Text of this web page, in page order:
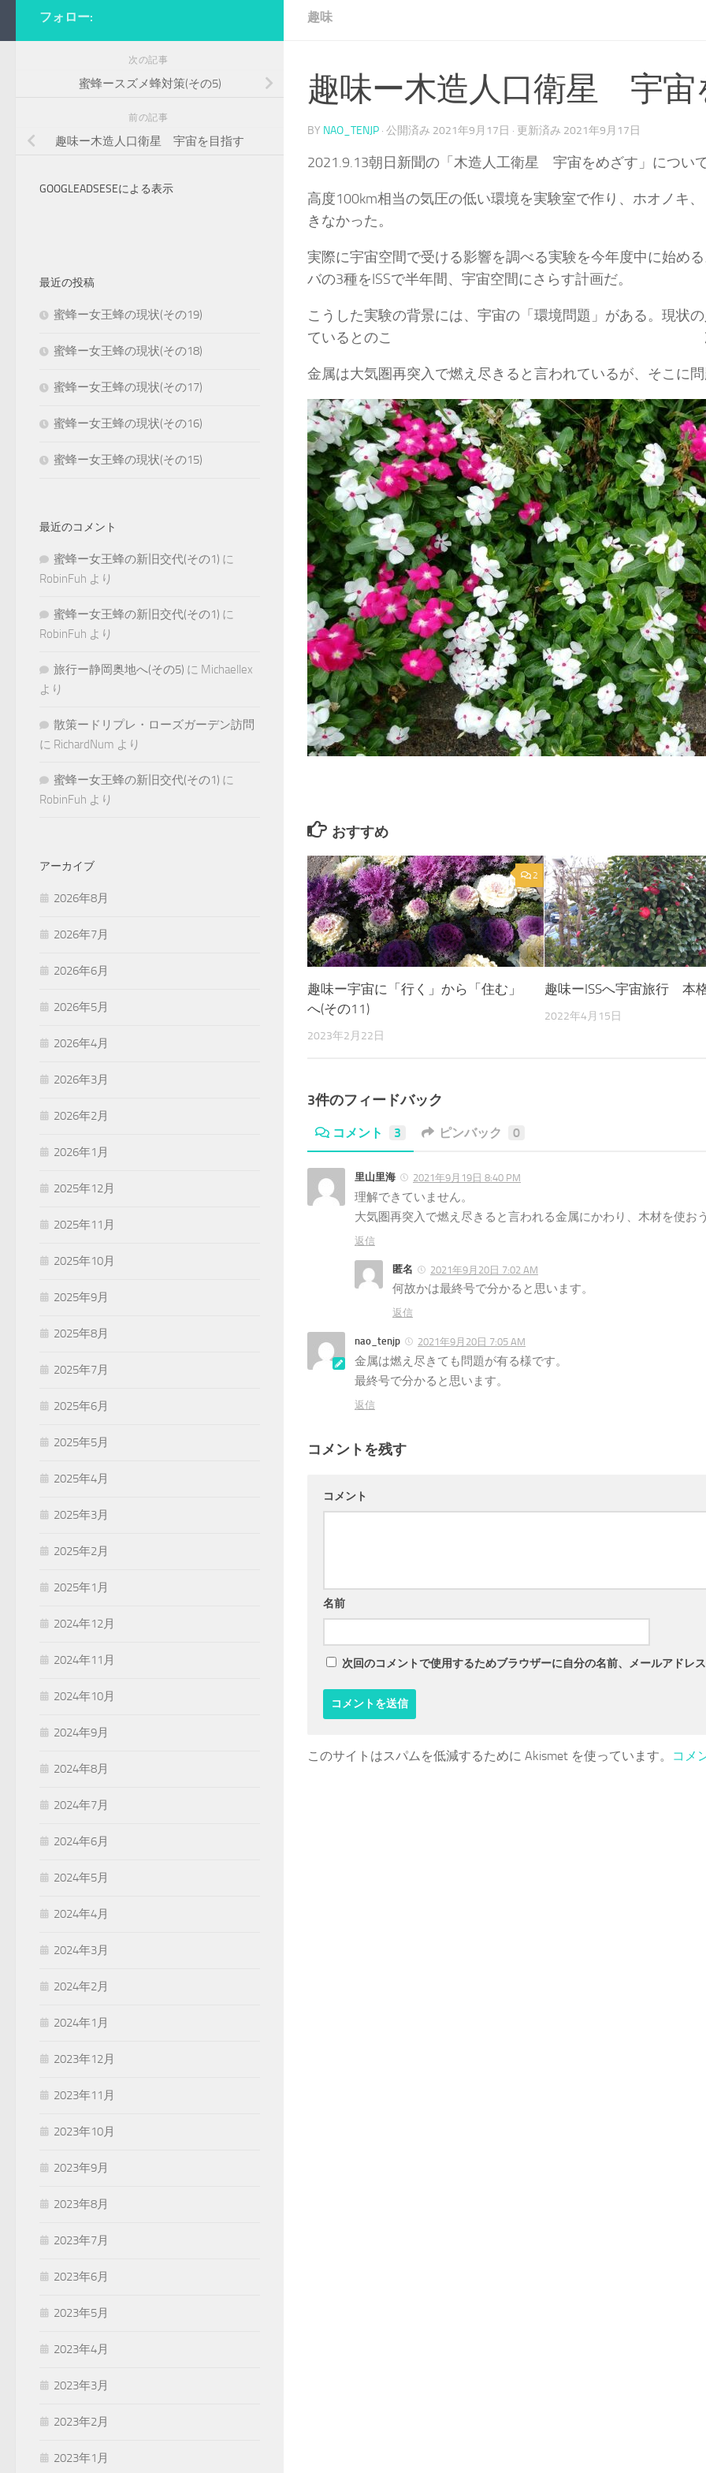
趣味
趣味ー木造人口衛星 宇宙
BY NAO_TENJP · 公開済み 2021年9月17日 · 更新済み 2021年9月17日
2021.9.13朝日新聞の「木造人工衛星 宇宙をめざす」につい
高度100km相当の気圧の低い環境を実験室で作り、ホオノキ
きなかった。
実際に宇宙空間で受ける影響を調べる実験を今年度中に始め
バの3種をISSで半年間、宇宙空間にさらす計画だ。
こうした実験の背景には、宇宙の「環境問題」がある。現状
ているとのこ 次号に
金属は大気圏再突入で燃え尽きると言われているが、そこに問
おすすめ
2
趣味ー宇宙に「行く」から「住む」
へ(その11)
2023年2月22日
趣味ーISSへ宇宙旅行 本
2022年4月15日
3件のフィードバック
コメント 3 ピンバック 0
里山里海 2021年9月19日 8:40 PM
理解できていません。
大気圏再突入で燃え尽きると言われる金属にかわり、木材を使お
返信
匿名 2021年9月20日 7:02 AM
何故かは最終号で分かると思います。
返信
nao_tenjp 2021年9月20日 7:05 AM
金属は燃え尽きても問題が有る様です。
最終号で分かると思います。
返信
コメントを残す
コメント
名前
次回のコメントで使用するためブラウザーに自分の名前、メールアドレス
このサイトはスパムを低減するために Akismet を使っています。 コメ
フォロー:
次の記事
蜜蜂ースズメ蜂対策(その5)
前の記事
趣味ー木造人口衛星 宇宙を目指す
GOOGLEADSESEによる表示
最近の投稿
蜜蜂ー女王蜂の現状(その19)
蜜蜂ー女王蜂の現状(その18)
蜜蜂ー女王蜂の現状(その17)
蜜蜂ー女王蜂の現状(その16)
蜜蜂ー女王蜂の現状(その15)
最近のコメント
蜜蜂ー女王蜂の新旧交代(その1) に
RobinFuh より
蜜蜂ー女王蜂の新旧交代(その1) に
RobinFuh より
旅行ー静岡奥地へ(その5) に Michaellex
より
散策ードリプレ・ローズガーデン訪問
に RichardNum より
蜜蜂ー女王蜂の新旧交代(その1) に
RobinFuh より
アーカイブ
2026年8月
2026年7月
2026年6月
2026年5月
2026年4月
2026年3月
2026年2月
2026年1月
2025年12月
2025年11月
2025年10月
2025年9月
2025年8月
2025年7月
2025年6月
2025年5月
2025年4月
2025年3月
2025年2月
2025年1月
2024年12月
2024年11月
2024年10月
2024年9月
2024年8月
2024年7月
2024年6月
2024年5月
2024年4月
2024年3月
2024年2月
2024年1月
2023年12月
2023年11月
2023年10月
2023年9月
2023年8月
2023年7月
2023年6月
2023年5月
2023年4月
2023年3月
2023年2月
2023年1月